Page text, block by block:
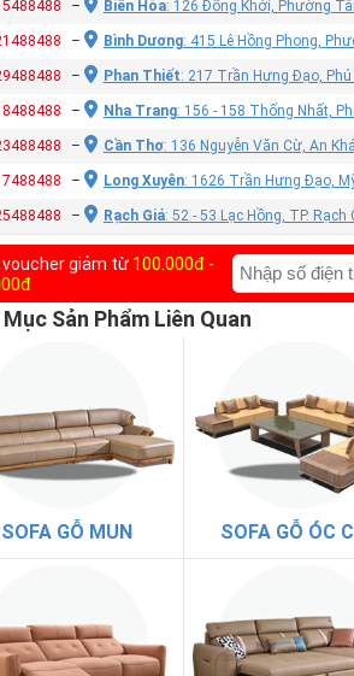
– Biên Hòa: 126 Đồng Khởi, Phường
– Bình Dương: 415 Lê Hồng Phong,
– Phan Thiết: 217 Trần Hưng Đạo,
– Nha Trang: 156 - 158 Thống Nhất,
– Cần Thơ: 136 Nguyễn Văn Cừ, An
– Long Xuyên: 1626 Trần Hưng Đạo,
– Rạch Giá: 52 - 53 Lạc Hồng, TP. Rạch
voucher giảm từ 100.000đ -
Mục Sản Phẩm Liên Quan
SOFA GỖ MUN SOFA GỖ ÓC